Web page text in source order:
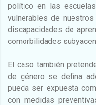
político en las
vulnerables de
discapacidades de
comorbilidades
El caso también
de género se defina
pueda ser expuesta
con medidas